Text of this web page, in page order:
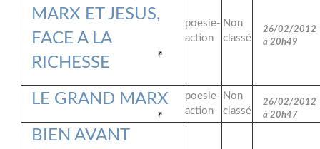
MARX ET JESUS,
FACE A LA
RICHESSE
poesie-
action
Non
classé
26/02/2012
à 20h49
LE GRAND MARX
poesie-
action
Non
classé
26/02/2012
à 20h47
BIEN AVANT